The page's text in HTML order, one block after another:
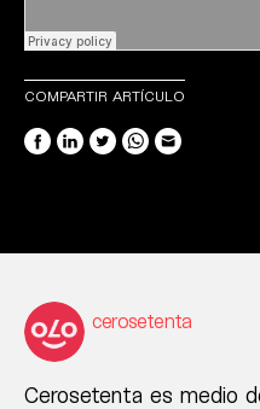
COMPARTIR ARTÍCULO
cerosetenta
Cerosetenta es medio